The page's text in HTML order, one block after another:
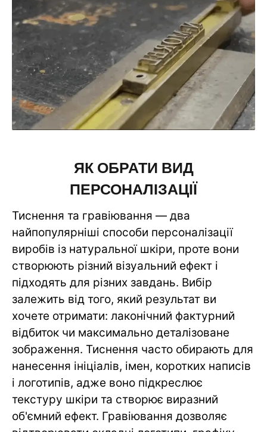
ЯК ОБРАТИ ВИД
ПЕРСОНАЛІЗАЦІЇ
Тиснення та гравіювання — два
найпопулярніші способи персоналізації
виробів із натуральної шкіри, проте вони
створюють різний візуальний ефект і
підходять для різних завдань. Вибір
залежить від того, який результат ви
хочете отримати: лаконічний фактурний
відбиток чи максимально деталізоване
зображення. Тиснення часто обирають для
нанесення ініціалів, імен, коротких написів
і логотипів, адже воно підкреслює
текстуру шкіри та створює виразний
об'ємний ефект. Гравіювання дозволяє